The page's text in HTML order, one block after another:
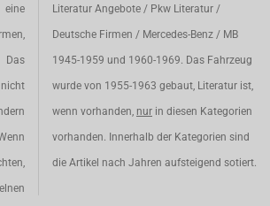
nicht
Literatur Angebote / Pkw Literatur /
Deutsche Firmen / Mercedes-Benz / MB
1945-1959 und 1960-1969. Das Fahrzeug
wurde von 1955-1963 gebaut, Literatur ist,
wenn vorhanden, nur in diesen Kategorien
vorhanden. Innerhalb der Kategorien sind
die Artikel nach Jahren aufsteigend sotiert.